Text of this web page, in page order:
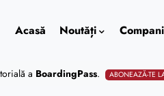
Acasă Noutăți
a BoardingPass. ABONEAZĂ-TE